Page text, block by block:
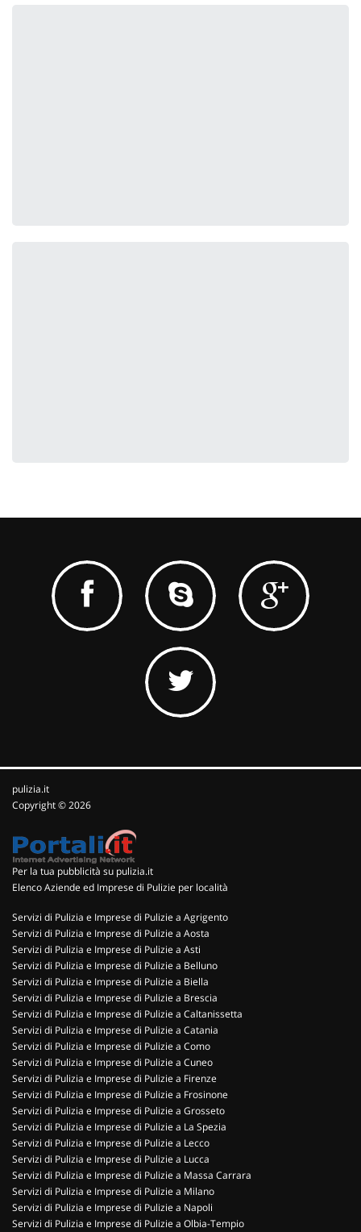
pulizia.it
Copyright © 2026
Per la tua pubblicità su pulizia.it
Elenco Aziende ed Imprese di Pulizie per località
Servizi di Pulizia e Imprese di Pulizie a Agrigento
Servizi di Pulizia e Imprese di Pulizie a Aosta
Servizi di Pulizia e Imprese di Pulizie a Asti
Servizi di Pulizia e Imprese di Pulizie a Belluno
Servizi di Pulizia e Imprese di Pulizie a Biella
Servizi di Pulizia e Imprese di Pulizie a Brescia
Servizi di Pulizia e Imprese di Pulizie a Caltanissetta
Servizi di Pulizia e Imprese di Pulizie a Catania
Servizi di Pulizia e Imprese di Pulizie a Como
Servizi di Pulizia e Imprese di Pulizie a Cuneo
Servizi di Pulizia e Imprese di Pulizie a Firenze
Servizi di Pulizia e Imprese di Pulizie a Frosinone
Servizi di Pulizia e Imprese di Pulizie a Grosseto
Servizi di Pulizia e Imprese di Pulizie a La Spezia
Servizi di Pulizia e Imprese di Pulizie a Lecco
Servizi di Pulizia e Imprese di Pulizie a Lucca
Servizi di Pulizia e Imprese di Pulizie a Massa Carrara
Servizi di Pulizia e Imprese di Pulizie a Milano
Servizi di Pulizia e Imprese di Pulizie a Napoli
Servizi di Pulizia e Imprese di Pulizie a Olbia-Tempio